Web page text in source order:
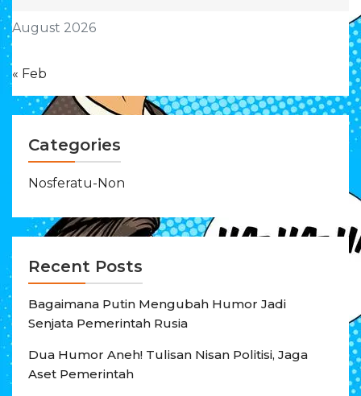
August 2026
« Feb
Categories
Nosferatu-Non
Recent Posts
Bagaimana Putin Mengubah Humor Jadi
Senjata Pemerintah Rusia
Dua Humor Aneh! Tulisan Nisan Politisi, Jaga
Aset Pemerintah